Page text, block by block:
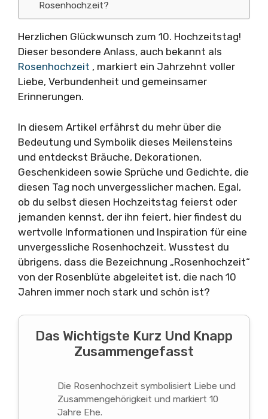
Rosenhochzeit?
Herzlichen Glückwunsch zum 10. Hochzeitstag!
Dieser besondere Anlass, auch bekannt als
Rosenhochzeit , markiert ein Jahrzehnt voller
Liebe, Verbundenheit und gemeinsamer
Erinnerungen.
In diesem Artikel erfährst du mehr über die
Bedeutung und Symbolik dieses Meilensteins
und entdeckst Bräuche, Dekorationen,
Geschenkideen sowie Sprüche und Gedichte, die
diesen Tag noch unvergesslicher machen. Egal,
ob du selbst diesen Hochzeitstag feierst oder
jemanden kennst, der ihn feiert, hier findest du
wertvolle Informationen und Inspiration für eine
unvergessliche Rosenhochzeit. Wusstest du
übrigens, dass die Bezeichnung „Rosenhochzeit“
von der Rosenblüte abgeleitet ist, die nach 10
Jahren immer noch stark und schön ist?
Das Wichtigste Kurz Und Knapp
Zusammengefasst
Die Rosenhochzeit symbolisiert Liebe und
Zusammengehörigkeit und markiert 10
Jahre Ehe.